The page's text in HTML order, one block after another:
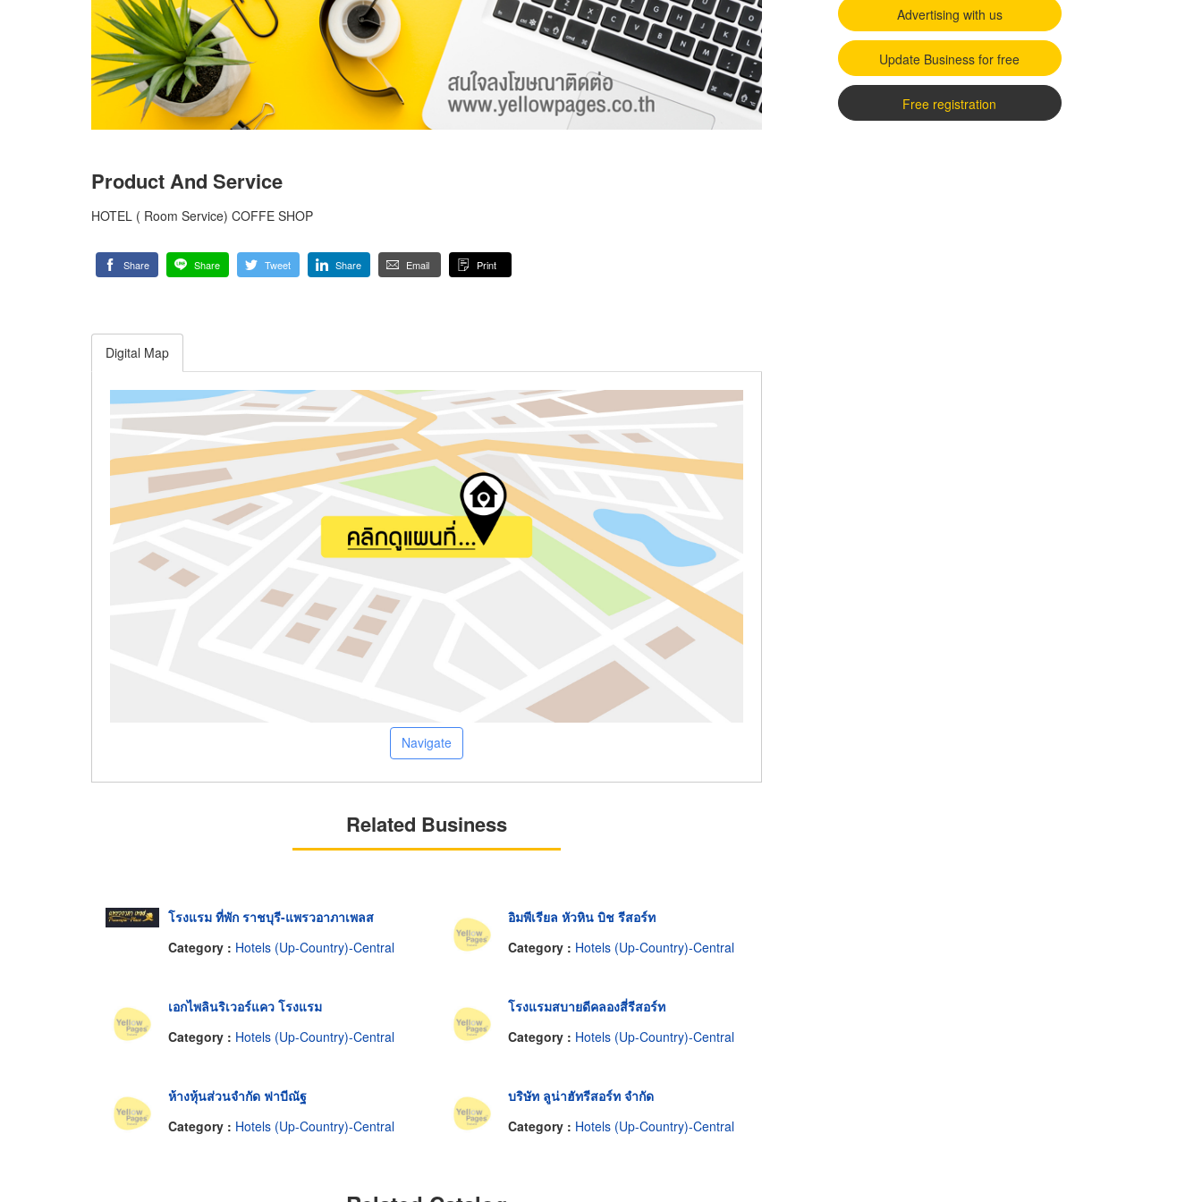
Product And Service
HOTEL ( Room Service) COFFE SHOP
Share Share Tweet Share Email Print
Digital Map
Navigate
Related Business
โรงแรม ที่พัก ราชบุรี-แพรวอาภาเพลส
Category : Hotels (Up-Country)-Central
อิมพีเรียล หัวหิน บิช รีสอร์ท
Category : Hotels (Up-Country)-Central
เอกไพลินริเวอร์แคว โรงแรม
Category : Hotels (Up-Country)-Central
โรงแรมสบายดีคลองสี่รีสอร์ท
Category : Hotels (Up-Country)-Central
ห้างหุ้นส่วนจำกัด ฟาบีณัฐ
Category : Hotels (Up-Country)-Central
บริษัท ลูน่าฮัทรีสอร์ท จำกัด
Category : Hotels (Up-Country)-Central
Advertising with us
Update Business for free
Free registration